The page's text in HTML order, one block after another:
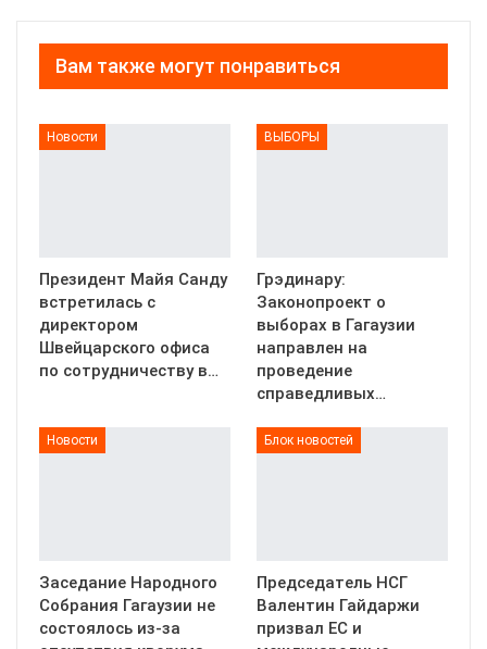
Вам также могут понравиться
Новости
Президент Майя Санду
встретилась с
директором
Швейцарского офиса
по сотрудничеству в…
ВЫБОРЫ
Грэдинару:
Законопроект о
выборах в Гагаузии
направлен на
проведение
справедливых…
Новости
Заседание Народного
Собрания Гагаузии не
состоялось из-за
Блок новостей
Председатель НСГ
Валентин Гайдаржи
призвал ЕС и